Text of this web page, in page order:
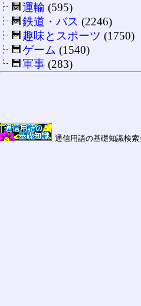
運輸 (595)
鉄道・バス (2246)
趣味とスポーツ (1750)
ゲーム (1540)
軍事 (283)
通信用語の基礎知識検索